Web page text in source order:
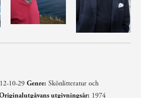
10-29 Genre: Skönlitteratur och
utgivningsår: 1974